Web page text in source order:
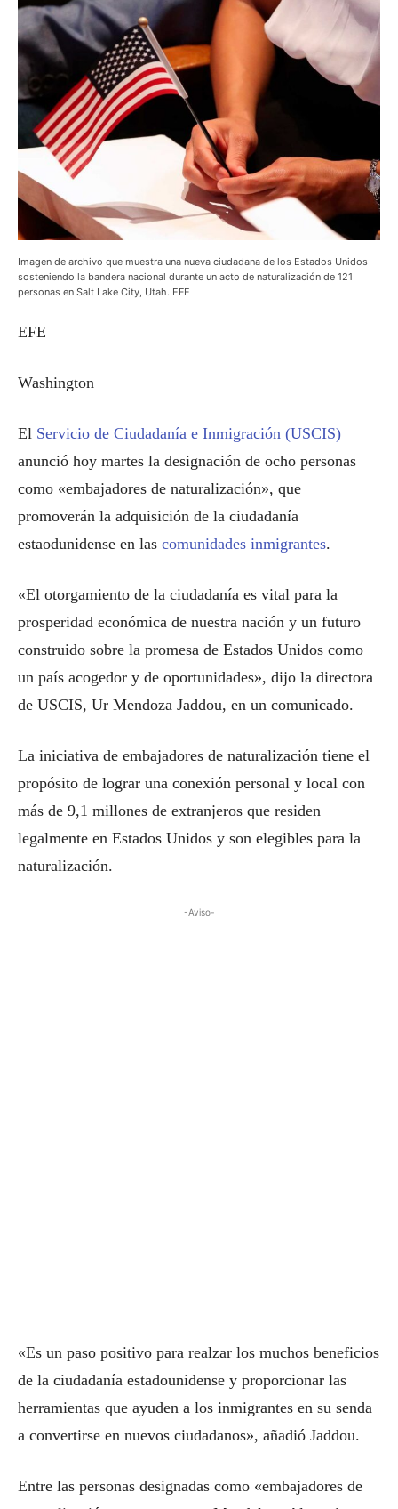
Imagen de archivo que muestra una nueva ciudadana de los Estados Unidos
sosteniendo la bandera nacional durante un acto de naturalización de 121
personas en Salt Lake City, Utah. EFE
EFE
Washington
El Servicio de Ciudadanía e Inmigración (USCIS)
anunció hoy martes la designación de ocho personas
como «embajadores de naturalización», que
promoverán la adquisición de la ciudadanía
estaodunidense en las comunidades inmigrantes.
«El otorgamiento de la ciudadanía es vital para la
prosperidad económica de nuestra nación y un futuro
construido sobre la promesa de Estados Unidos como
un país acogedor y de oportunidades», dijo la directora
de USCIS, Ur Mendoza Jaddou, en un comunicado.
La iniciativa de embajadores de naturalización tiene el
propósito de lograr una conexión personal y local con
más de 9,1 millones de extranjeros que residen
legalmente en Estados Unidos y son elegibles para la
naturalización.
-Aviso-
«Es un paso positivo para realzar los muchos beneficios
de la ciudadanía estadounidense y proporcionar las
herramientas que ayuden a los inmigrantes en su senda
a convertirse en nuevos ciudadanos», añadió Jaddou.
Entre las personas designadas como «embajadores de